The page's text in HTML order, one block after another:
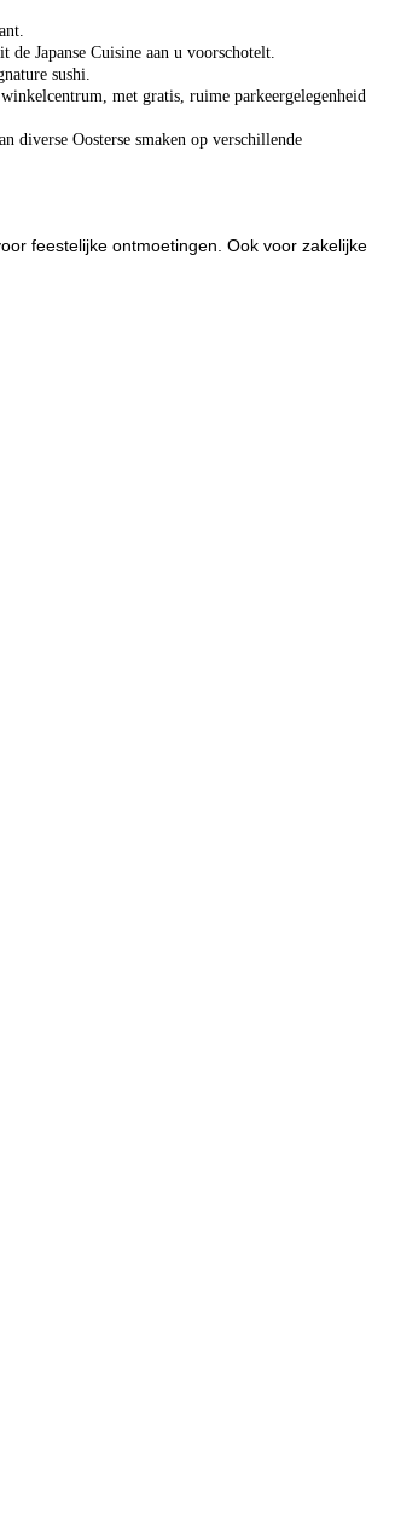
Japanse Cuisine aan u voorschotelt.
sushi.
met gratis, ruime parkeergelegenheid
diverse Oosterse smaken op verschillende
feestelijke ontmoetingen. Ook voor zakelijke